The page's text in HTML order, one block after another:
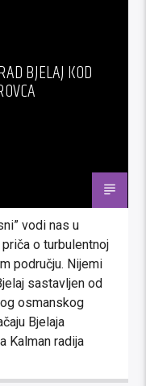
BJELAJ KOD
vodi nas u
o turbulentnoj
području. Nijemi
sastavljen od
osmanskog
Bjelaja
Kalman radija